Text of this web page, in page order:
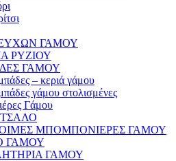
ΕΥΧΩΝ ΓΑΜΟΥ
ΡΥΖΙΟΥ
ΓΑΜΟΥ
– κεριά γάμου
γάμου στολισμένες
Γάμου
ΜΠΟΜΠΟΝΙΕΡΕΣ ΓΑΜΟΥ
ΓΑΜΟΥ
ΓΑΜΟΥ